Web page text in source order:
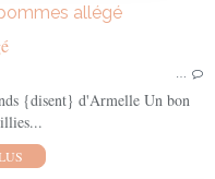
allégé
…
{disent} d'Armelle Un bon